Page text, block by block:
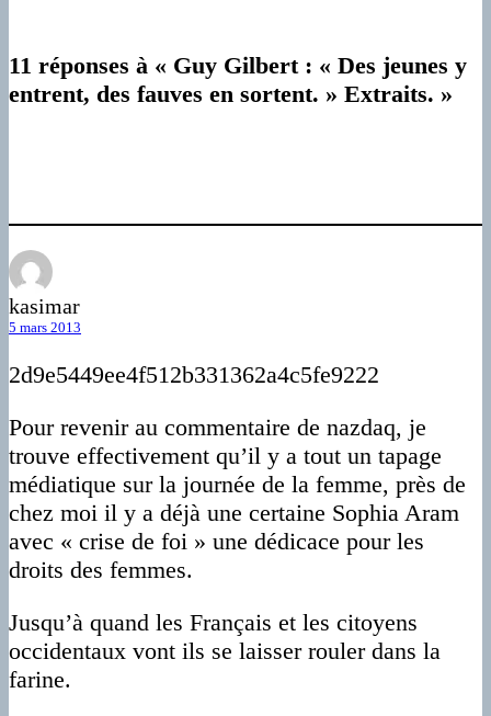
11 réponses à « Guy Gilbert : « Des jeunes y
entrent, des fauves en sortent. » Extraits. »
kasimar
5 mars 2013
2d9e5449ee4f512b331362a4c5fe9222
Pour revenir au commentaire de nazdaq, je
trouve effectivement qu’il y a tout un tapage
médiatique sur la journée de la femme, près de
chez moi il y a déjà une certaine Sophia Aram
avec « crise de foi » une dédicace pour les
droits des femmes.
Jusqu’à quand les Français et les citoyens
occidentaux vont ils se laisser rouler dans la
farine.